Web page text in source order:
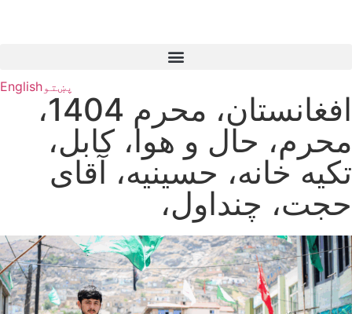
پښتوEnglish
افغانستان، محرم 1404،
محرم، حال و هوا، کابل،
تکیه خانه، حسینیه، آقای
حجت، چنداول،